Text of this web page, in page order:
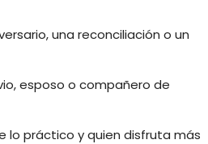
una reconciliación o un
esposo o compañero de
lo práctico y quien disfruta más